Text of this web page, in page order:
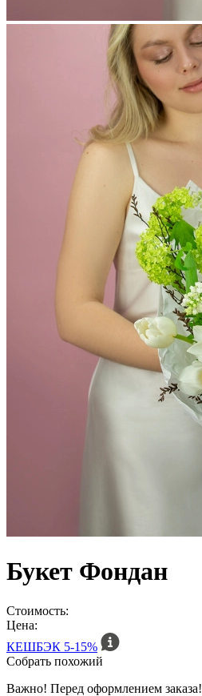
Букет Фондан
Стоимость:
Цена:
КЕШБЭК 5-15%
Собрать похожий
Важно! Перед оформлением заказа!